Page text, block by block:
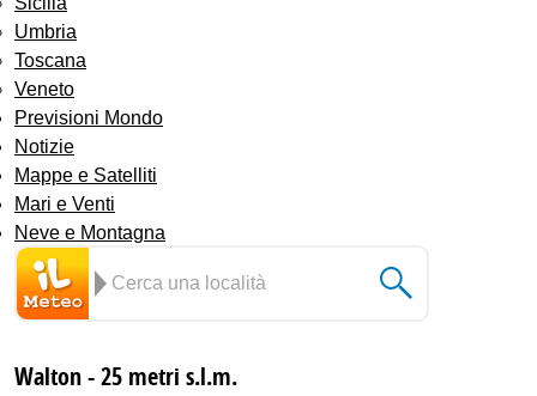
Umbria
Toscana
Veneto
Previsioni Mondo
Notizie
Mappe e Satelliti
Mari e Venti
Neve e Montagna
Walton - 25 metri s.l.m.